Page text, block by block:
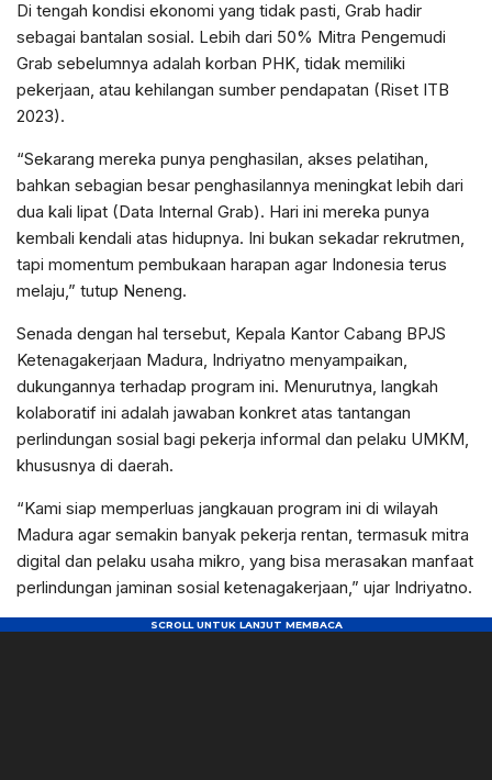
Di tengah kondisi ekonomi yang tidak pasti, Grab hadir
sebagai bantalan sosial. Lebih dari 50% Mitra Pengemudi
Grab sebelumnya adalah korban PHK, tidak memiliki
pekerjaan, atau kehilangan sumber pendapatan (Riset ITB
2023).
“Sekarang mereka punya penghasilan, akses pelatihan,
bahkan sebagian besar penghasilannya meningkat lebih dari
dua kali lipat (Data Internal Grab). Hari ini mereka punya
kembali kendali atas hidupnya. Ini bukan sekadar rekrutmen,
tapi momentum pembukaan harapan agar Indonesia terus
melaju,” tutup Neneng.
Senada dengan hal tersebut, Kepala Kantor Cabang BPJS
Ketenagakerjaan Madura, Indriyatno menyampaikan,
dukungannya terhadap program ini. Menurutnya, langkah
kolaboratif ini adalah jawaban konkret atas tantangan
perlindungan sosial bagi pekerja informal dan pelaku UMKM,
khususnya di daerah.
“Kami siap memperluas jangkauan program ini di wilayah
Madura agar semakin banyak pekerja rentan, termasuk mitra
digital dan pelaku usaha mikro, yang bisa merasakan manfaat
perlindungan jaminan sosial ketenagakerjaan,” ujar Indriyatno.